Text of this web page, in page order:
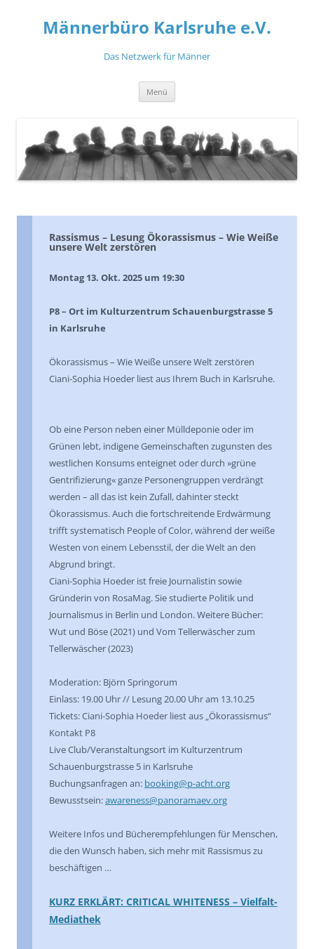
springenMännerbüro Karlsruhe e.V.
Das Netzwerk für Männer
Menü
Rassismus – Lesung Ökorassismus – Wie Weiße
unsere Welt zerstören
Montag 13. Okt. 2025 um 19:30
P8 – Ort im Kulturzentrum Schauenburgstrasse 5
in Karlsruhe
Ökorassismus – Wie Weiße unsere Welt zerstören
Ciani-Sophia Hoeder liest aus Ihrem Buch in Karlsruhe.
Ob eine Person neben einer Mülldeponie oder im
Grünen lebt, indigene Gemeinschaften zugunsten des
westlichen Konsums enteignet oder durch »grüne
Gentrifizierung« ganze Personengruppen verdrängt
werden – all das ist kein Zufall, dahinter steckt
Ökorassismus. Auch die fortschreitende Erdwärmung
trifft systematisch People of Color, während der weiße
Westen von einem Lebensstil, der die Welt an den
Abgrund bringt.
Ciani-Sophia Hoeder ist freie Journalistin sowie
Gründerin von RosaMag. Sie studierte Politik und
Journalismus in Berlin und London. Weitere Bücher:
Wut und Böse (2021) und Vom Tellerwäscher zum
Tellerwäscher (2023)
Moderation: Björn Springorum
Einlass: 19.00 Uhr // Lesung 20.00 Uhr am 13.10.25
Tickets: Ciani-Sophia Hoeder liest aus „Ökorassismus“
Kontakt P8
Live Club/Veranstaltungsort im Kulturzentrum
Schauenburgstrasse 5 in Karlsruhe
Buchungsanfragen an: booking@p-acht.org
Bewusstsein:awareness@panoramaev.org
Weitere Infos und Bücherempfehlungen für Menschen,
die den Wunsch haben, sich mehr mit Rassismus zu
beschäftigen …
KURZ ERKLÄRT: CRITICAL WHITENESS – Vielfalt-
Mediathek